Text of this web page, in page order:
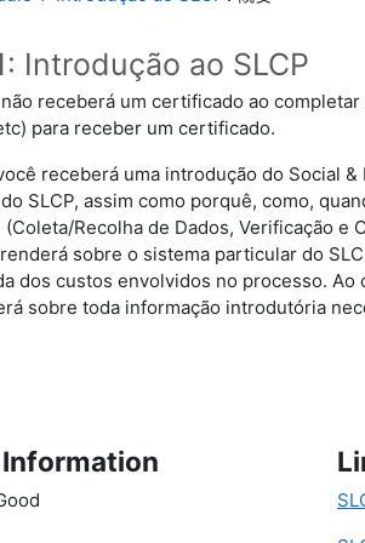
Introdução ao SLCP
não receberá um certificado ao
para receber um certificado.
receberá uma introdução do Social
SLCP, assim como porquê, como,
(Coleta/Recolha de Dados, Verificação
sobre o sistema particular do
dos custos envolvidos no processo.
sobre toda informação introdutória